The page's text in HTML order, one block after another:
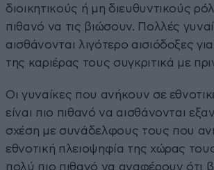
διοικητικούς ή μη διευθυντικούς
πιθανό να τις βιώσουν. Πολλές
αισθάνονται λιγότερο αισιόδοξες
της καριέρας τους συγκριτικά με
Οι γυναίκες που ανήκουν σε
είναι πιο πιθανό να αισθάνονται
σχέση με συνάδελφους τους που
εθνοτική πλειοψηφία της χώρας
πολύ πιο πιθανό να αναφέρουν ότι